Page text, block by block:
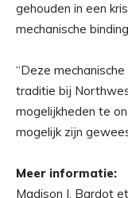
gehouden in een
mechanische
“Deze
traditie bij
mogelijkheden te
mogelijk zijn
Meer informatie:
Madison I. Bardot